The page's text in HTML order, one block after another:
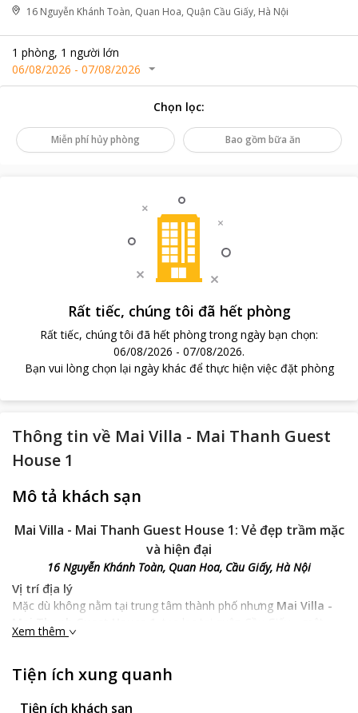
16 Nguyễn Khánh Toàn, Quan Hoa, Quận Cầu Giấy, Hà Nội
1 phòng, 1 người lớn
06/08/2026 - 07/08/2026
Chọn lọc:
Miễn phí hủy phòng Bao gồm bữa ăn
Rất tiếc, chúng tôi đã hết phòng
Rất tiếc, chúng tôi đã hết phòng trong ngày bạn chọn:
06/08/2026 - 07/08/2026.
Bạn vui lòng chọn lại ngày khác để thực hiện việc đặt phòng
Thông tin về Mai Villa - Mai Thanh Guest
House 1
Mô tả khách sạn
Mai Villa - Mai Thanh Guest House 1: Vẻ đẹp trầm mặc
và hiện đại
16 Nguyễn Khánh Toàn, Quan Hoa, Cầu Giấy, Hà Nội
Vị trí địa lý
Mặc dù không nằm tại trung tâm thành phố nhưng Mai Villa -
trong những nơi có tốc độ phát triển hàng đầu tại Hà Nội nên có
khách sạn rất thuận tiện đường giao thông khi nằm gần các trục
đường giao thông, cách sân bay Nội Bài khoảng 25km. Với
những ai có dự định khám phá Hà Nội trên nhiều góc cạnh thì
Xem thêm
Tiện ích xung quanh
Tiện ích khách sạn